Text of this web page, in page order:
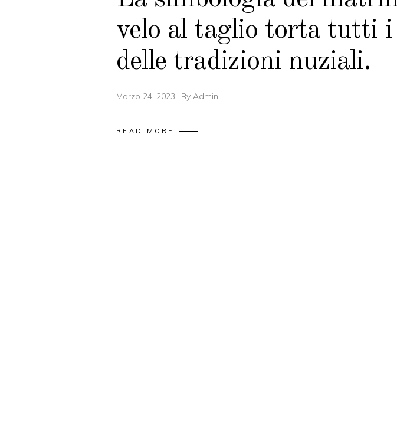
velo al taglio torta tutti
delle tradizioni nuziali.
Marzo 24, 2023 By Admin
READ MORE